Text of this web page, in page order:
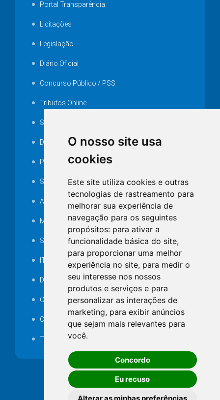
O nosso site usa
cookies
Este site utiliza cookies e outras
tecnologias de rastreamento para
melhorar sua experiência de
navegação para os seguintes
propósitos: para ativar a
funcionalidade básica do site,
para proporcionar uma melhor
experiência no site, para medir o
seu interesse nos nossos
produtos e serviços e para
personalizar as interações de
marketing, para exibir anúncios
que sejam mais relevantes para
você.
Concordo
Eu recuso
Portal Transparência
Licitações
Legislação
Diário Oficial
Concurso Público / PSS
Tributos Online
Serviços ISS-E
Decretos
Portarias
SAMAE
Audiência pública
MANUTENÇÃO DE ILUMINAÇÃO PÚBLICA
Serviços Técnicos TI
ITR
Desapropriações
Catalogo Eletrônico de Padronização
Consórcios Municipais
Telefones Úteis